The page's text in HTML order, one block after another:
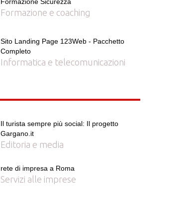
Formazione e coaching
Sito Landing Page 123Web - Pacchetto
Completo
Informatica e telecomunicazioni
Il turista sempre più social: Il progetto
Gargano.it
Editoria e media
rete di impresa a Roma
Servizi alle imprese